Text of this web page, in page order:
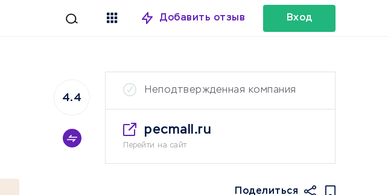
Добавить отзыв Вход
4.4
Неподтвержденная компания
pecmall.ru
Перейти на сайт
Поделиться